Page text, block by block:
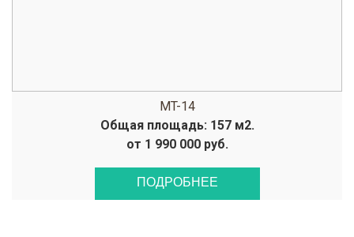
MT-14
Общая площадь: 157 м2.
от 1 990 000 руб.
ПОДРОБНЕЕ